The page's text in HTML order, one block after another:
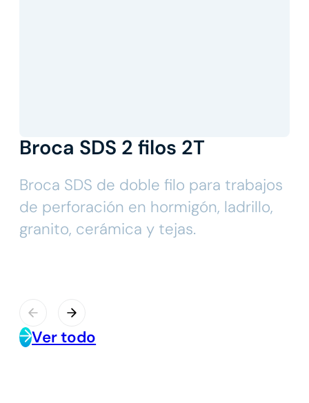
Broca SDS 2 filos 2T
Broca SDS de doble filo para trabajos
de perforación en hormigón, ladrillo,
granito, cerámica y tejas.
Ver todo